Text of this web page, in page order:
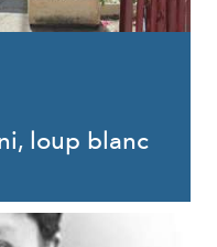
loup blanc